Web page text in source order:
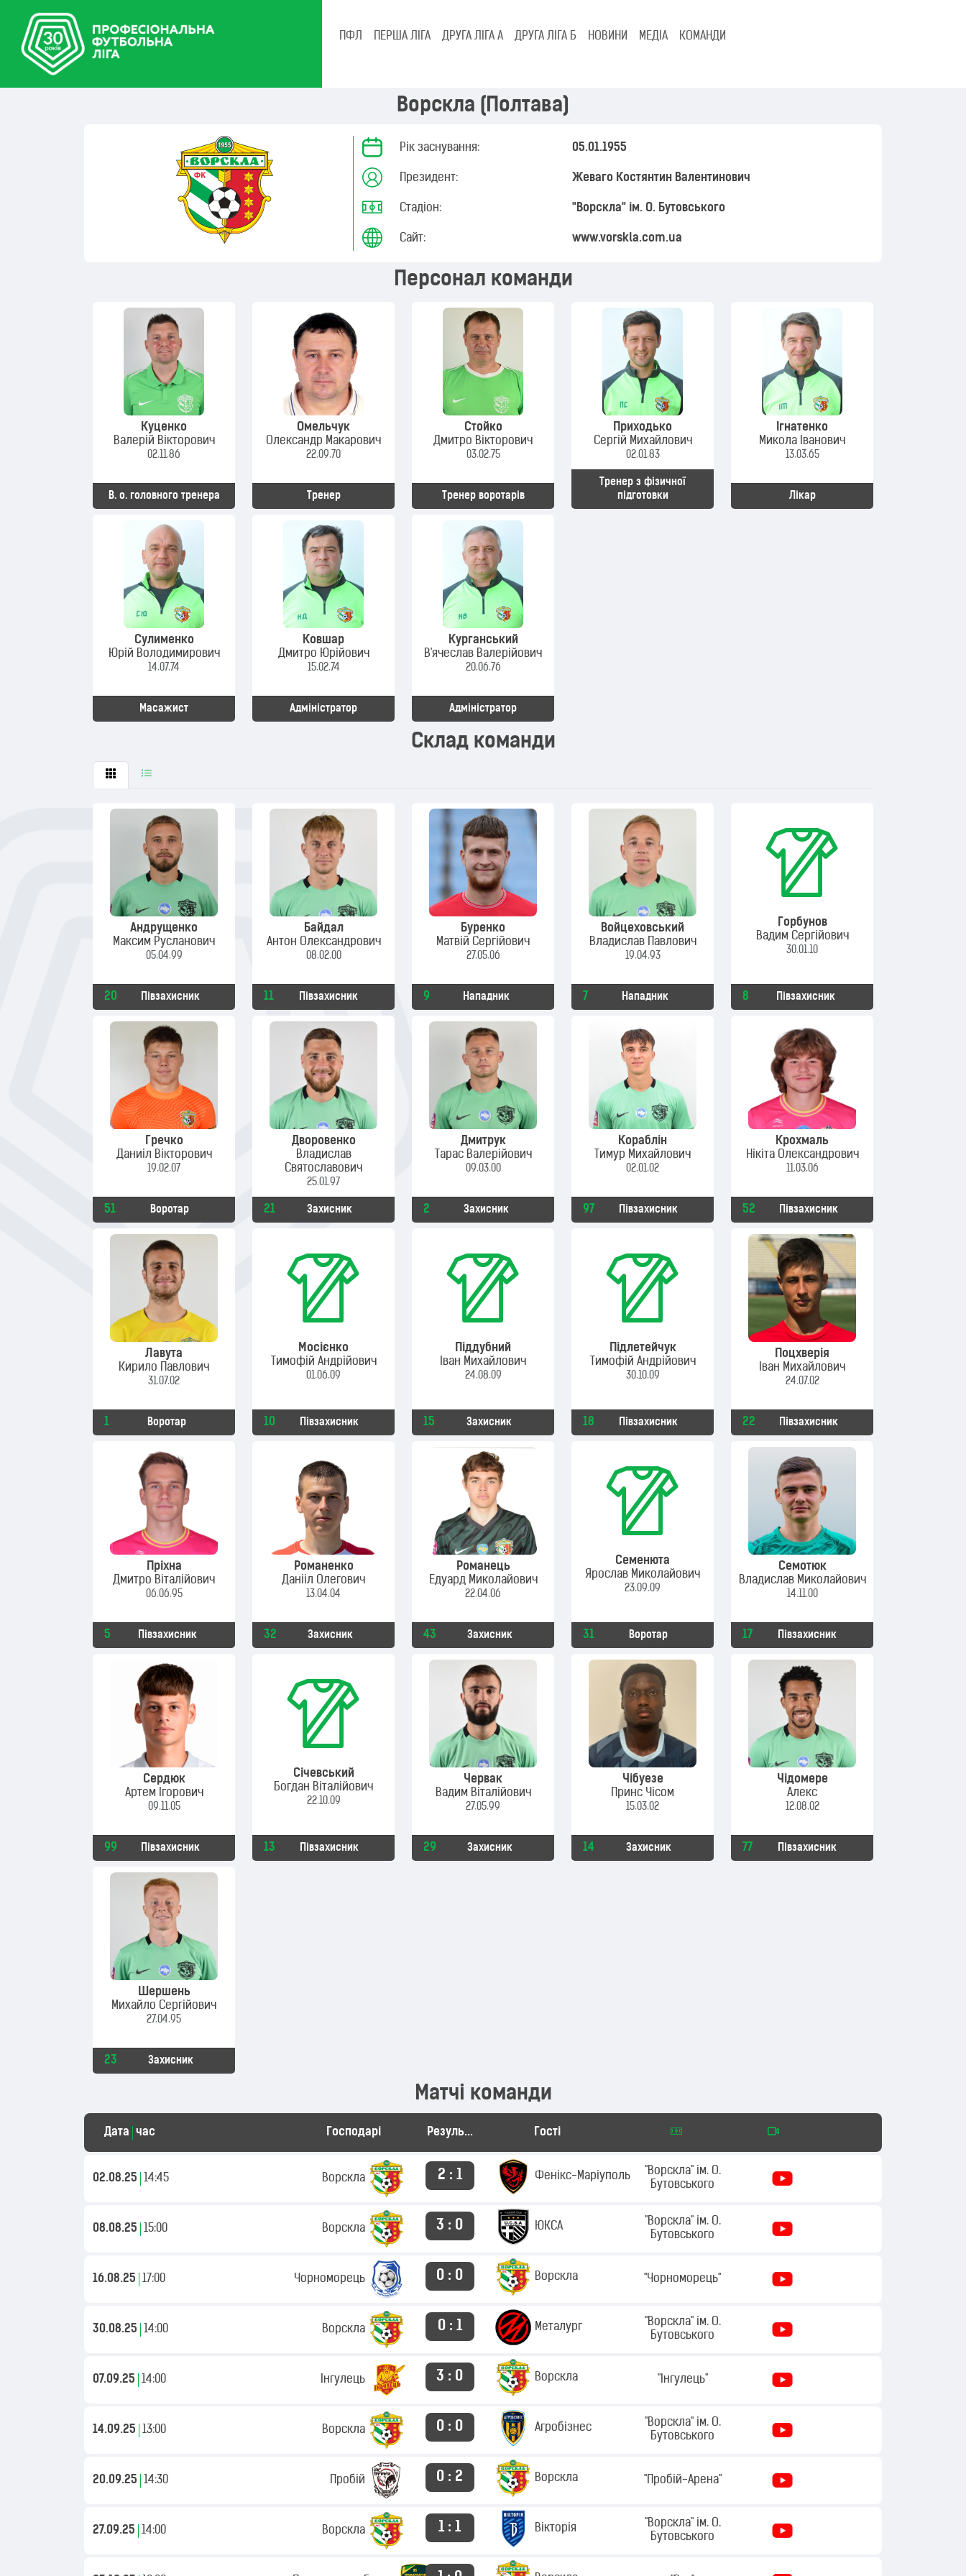
ПФЛ ПЕРША ЛІГА ДРУГА ЛІГА А ДРУГА ЛІГА Б НОВИНИ МЕДІА КОМАНДИ
Ворскла (Полтава)
Рік заснування: 05.01.1955
Президент: Жеваго Костянтин Валентинович
Стадіон: "Ворскла" ім. О. Бутовського
Сайт: www.vorskla.com.ua
Персонал команди
Куценко
Валерій Вікторович
02.11.86
В. о. головного тренера
Омельчук
Олександр Макарович
22.09.70
Тренер
Стойко
Дмитро Вікторович
03.02.75
Тренер воротарів
Приходько
Сергій Михайлович
02.01.83
Тренер з фізичної
підготовки
Ігнатенко
Микола Іванович
13.03.65
Лікар
Сулименко
Юрій Володимирович
14.07.74
Масажист
Ковшар
Дмитро Юрійович
15.02.74
Адміністратор
Курганський
В'ячеслав Валерійович
20.06.76
Адміністратор
Склад команди
Андрущенко
Максим Русланович
05.04.99
20 Півзахисник
Байдал
Антон Олександрович
08.02.00
11 Півзахисник
Буренко
Матвій Сергійович
27.05.06
9 Нападник
Войцеховський
Владислав Павлович
19.04.93
7 Нападник
Горбунов
Вадим Сергійович
30.01.10
8 Півзахисник
Гречко
Даниіл Вікторович
19.02.07
51 Воротар
Дворовенко
Владислав
Святославович
25.01.97
21 Захисник
Дмитрук
Тарас Валерійович
09.03.00
2 Захисник
Кораблін
Тимур Михайлович
02.01.02
97 Півзахисник
Крохмаль
Нікіта Олександрович
11.03.06
52 Півзахисник
Лавута
Кирило Павлович
31.07.02
1 Воротар
Мосієнко
Тимофій Андрійович
01.06.09
10 Півзахисник
Піддубний
Іван Михайлович
24.08.09
15 Захисник
Підлетейчук
Тимофій Андрійович
30.10.09
18 Півзахисник
Поцхверія
Іван Михайлович
24.07.02
22 Півзахисник
Пріхна
Дмитро Віталійович
06.06.95
5 Півзахисник
Романенко
Данііл Олегович
13.04.04
32 Захисник
Романець
Едуард Миколайович
22.04.06
43 Захисник
Семенюта
Ярослав Миколайович
23.09.09
31 Воротар
Семотюк
Владислав Миколайович
14.11.00
17 Півзахисник
Сердюк
Артем Ігорович
09.11.05
99 Півзахисник
Січевський
Богдан Віталійович
22.10.09
13 Півзахисник
Червак
Вадим Віталійович
27.05.99
29 Захисник
Чібуезе
Принс Чісом
15.03.02
14 Захисник
Чідомере
Алекс
12.08.02
77 Півзахисник
Шершень
Михайло Сергійович
27.04.95
23 Захисник
Матчі команди
Дата час Господарі Результат Гості
02.08.25 14:45 Ворскла 2 : 1 Фенікс-Маріуполь
"Ворскла" ім. О.
Бутовського
08.08.25 15:00 Ворскла 3 : 0 ЮКСА
"Ворскла" ім. О.
Бутовського
16.08.25 17:00 Чорноморець 0 : 0 Ворскла "Чорноморець"
30.08.25 14:00 Ворскла 0 : 1 Металург
"Ворскла" ім. О.
Бутовського
07.09.25 14:00 Інгулець 3 : 0 Ворскла "Інгулець"
14.09.25 13:00 Ворскла 0 : 0 Агробізнес
"Ворскла" ім. О.
Бутовського
20.09.25 14:30 Пробій 0 : 2 Ворскла "Пробій-Арена"
27.09.25 14:00 Ворскла 1 : 1 Вікторія
"Ворскла" ім. О.
Бутовського